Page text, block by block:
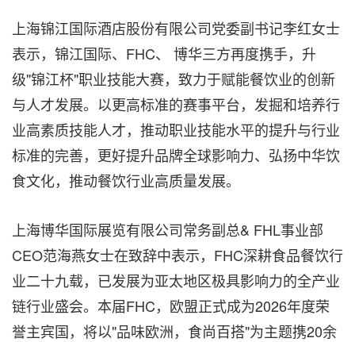
上海锦江国际酒店股份有限公司党委副书记李红女士
表示，锦江国际、FHC、 博华三方再度携手，升
级"锦江杯"职业技能大赛，致力于赋能餐饮业的创新
与人才发展。以更高标准的赛事平台，发掘和培养行
业高素质技能人才，推动职业技能水平的提升与行业
标准的完善，更好提升品牌全球影响力、弘扬中华饮
食文化，推动餐饮行业高质量发展。
上海博华国际展览有限公司常务副总& FHL事业部
CEO范海燕女士在致辞中表示，FHC深耕食品餐饮行
业二十九载，已发展为亚太地区极具影响力的全产业
链行业盛会。本届FHC，欧盟正式成为2026年度荣
誉主宾国，将以"品味欧洲，食尚百搭"为主题携20余